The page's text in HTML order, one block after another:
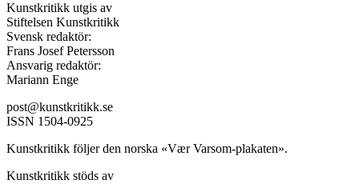
Kunstkritikk utgis av
Stiftelsen Kunstkritikk
Svensk redaktör:
Frans Josef Petersson
Ansvarig redaktör:
Mariann Enge
post@kunstkritikk.se
ISSN 1504-0925
Kunstkritikk följer den norska «Vær Varsom-plakaten».
Kunstkritikk stöds av